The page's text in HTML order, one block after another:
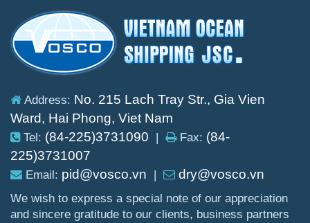
Address: No. 215 Lach Tray Str., Gia Vien
Ward, Hai Phong, Viet Nam
Tel: (84-225)3731090 Fax: (84-
225)3731007
Email: pid@vosco.vn dry@vosco.vn
We wish to express a special note of our appreciation
and sincere gratitude to our clients, business partners